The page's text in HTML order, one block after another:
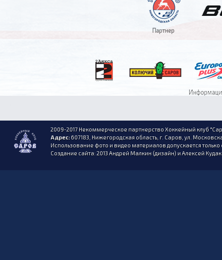
2009-2017 Некоммерческое партнерство Хоккейный клуб
Адрес:607183, Нижегородская область, г. Саров, ул.
Использование фото и видео материалов допускается
Создание сайта: 2013 Андрей Малкин (дизайн) и Алексей